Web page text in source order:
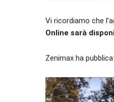
Vi ricordiamo che
Online sarà
Zenimax ha